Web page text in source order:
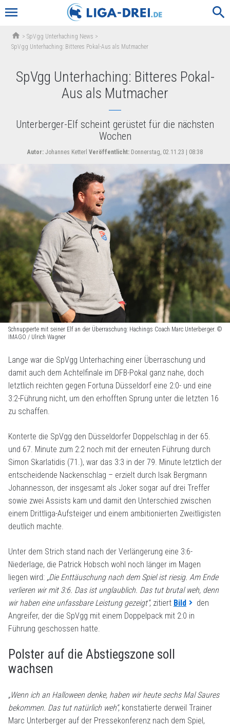
menu search
home >SpVgg Unterhaching News >
SpVgg Unterhaching: Bitteres Pokal-Aus als Mutmacher
SpVgg Unterhaching: Bitteres Pokal-
Aus als Mutmacher
Unterberger-Elf scheint gerüstet für die nächsten
Wochen
Autor: Johannes Ketterl Veröffentlicht: Donnerstag, 02.11.23 | 08:38
Schnupperte mit seiner Elf an der Überraschung: Hachings Coach Marc Unterberger. ©
IMAGO / Ulrich Wagner
Lange war die SpVgg Unterhaching einer Überraschung und
damit auch dem Achtelfinale im DFB-Pokal ganz nahe, doch
letztlich reichten gegen Fortuna Düsseldorf eine 2:0- und eine
3:2-Führung nicht, um den erhofften Sprung unter die letzten 16
zu schaffen.
Konterte die SpVgg den Düsseldorfer Doppelschlag in der 65.
und 67. Minute zum 2:2 noch mit der erneuten Führung durch
Simon Skarlatidis (71.), war das 3:3 in der 79. Minute letztlich der
entscheidende Nackenschlag – erzielt durch Isak Bergmann
Johannesson, der insgesamt als Joker sogar auf drei Treffer
sowie zwei Assists kam und damit den Unterschied zwischen
einem Drittliga-Aufsteiger und einem ambitionierten Zweitligisten
deutlich machte.
Unter dem Strich stand nach der Verlängerung eine 3:6-
Niederlage, die Patrick Hobsch wohl noch länger im Magen
liegen wird: „Die Enttäuschung nach dem Spiel ist riesig. Am Ende
verlieren wir mit 3:6. Das ist unglaublich. Das tut brutal weh, denn
wir haben eine unfassbare Leistung gezeigt“, zitiert Bild
den
Angreifer, der die SpVgg mit einem Doppelpack mit 2:0 in
Führung geschossen hatte.
Polster auf die Abstiegszone soll
wachsen
„Wenn ich an Halloween denke, haben wir heute sechs Mal Saures
bekommen. Das tut natürlich weh“, konstatierte derweil Trainer
Marc Unterberger auf der Pressekonferenz nach dem Spiel,